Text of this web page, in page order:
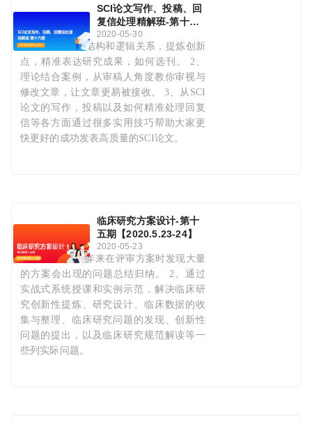
SCI论文写作、投稿、回
复信处理精解班-第十六
期【2020年5月】【具体
开班时间根据疫情防控情
况另行通知】
2020-05-30
1、理清文章的结构和逻辑关系，提炼创新
点，精准表达研究成果，如何选刊。 2、
理论结合案例，从审稿人角度教你审视与
修改文章，让文章更易被接收。 3、从SCI
论文的写作，投稿以及如何精准处理回复
信等各方面通过很多实用技巧帮助大家更
快更好的成功发表高质量的SCI论文。
临床研究方案设计-第十
五期【2020.5.23-24】
2020-05-23
1、梅斯医学十年来在评审方案时发现大量
的方案会出现的问题总结归纳。 2、通过
实战式系统授课和实例示范，解决临床研
究创新性提炼、研究设计、临床数据的收
集与整理、临床研究问题的发现、创新性
问题的提出，以及临床研究规范解读等一
些列实际问题。